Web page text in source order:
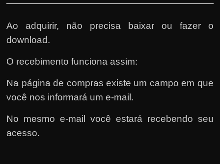
Ao adquirir, não precisa baixar ou fazer o
download.
O recebimento funciona assim:
Na página de compras existe um campo em que
você nos informará um e-mail.
No mesmo e-mail você estará recebendo seu
acesso.